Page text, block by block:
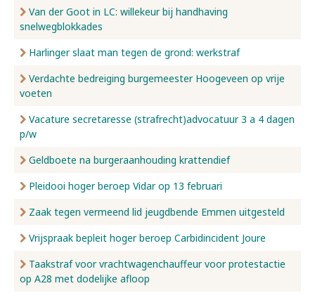
Van der Goot in LC: willekeur bij handhaving
snelwegblokkades
Harlinger slaat man tegen de grond: werkstraf
Verdachte bedreiging burgemeester Hoogeveen op vrije
voeten
Vacature secretaresse (strafrecht)advocatuur 3 a 4 dagen
p/w
Geldboete na burgeraanhouding krattendief
Pleidooi hoger beroep Vidar op 13 februari
Zaak tegen vermeend lid jeugdbende Emmen uitgesteld
Vrijspraak bepleit hoger beroep Carbidincident Joure
Taakstraf voor vrachtwagenchauffeur voor protestactie
op A28 met dodelijke afloop